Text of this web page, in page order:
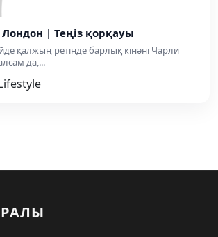
| Теңіз қорқауы
қалжың ретінде барлық кінәні Чарли
да,...